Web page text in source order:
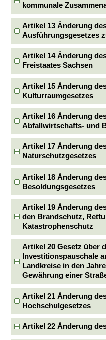
kommunale
Artikel 13 Änderung
Ausführungsgesetzes
Artikel 14 Änderung
Freistaates Sachsen
Artikel 15 Änderung
Kulturraumgesetzes
Artikel 16 Änderung
Abfallwirtschafts- und
Artikel 17 Änderung
Naturschutzgesetzes
Artikel 18 Änderung
Besoldungsgesetzes
Artikel 19 Änderung
den Brandschutz,
Katastrophenschutz
Artikel 20 Gesetz über
Investitionspauschale
Landkreise in den
Gewährung einer
Artikel 21 Änderung
Hochschulgesetzes
Artikel 22 Änderung